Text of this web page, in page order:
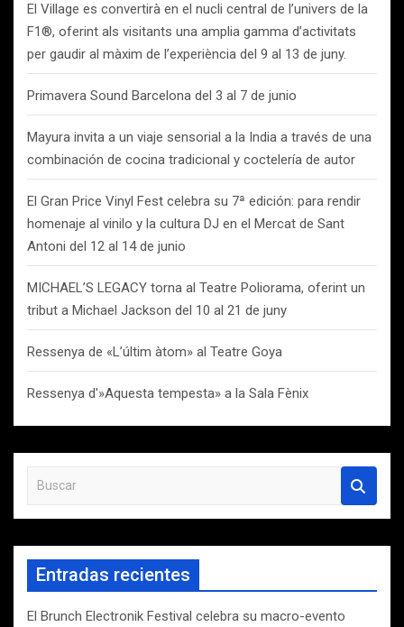
El Village es convertirà en el nucli central de l’univers de la
F1®, oferint als visitants una amplia gamma d’activitats
per gaudir al màxim de l’experiència del 9 al 13 de juny.
Primavera Sound Barcelona del 3 al 7 de junio
Mayura invita a un viaje sensorial a la India a través de una
combinación de cocina tradicional y coctelería de autor
El Gran Price Vinyl Fest celebra su 7ª edición: para rendir
homenaje al vinilo y la cultura DJ en el Mercat de Sant
Antoni del 12 al 14 de junio
MICHAEL’S LEGACY torna al Teatre Poliorama, oferint un
tribut a Michael Jackson del 10 al 21 de juny
Ressenya de «L’últim àtom» al Teatre Goya
Ressenya d'»Aquesta tempesta» a la Sala Fènix
s
c
r
Entradas recientes
El Brunch Electronik Festival celebra su macro-evento